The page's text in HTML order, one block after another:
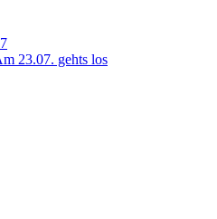
23.07. gehts los